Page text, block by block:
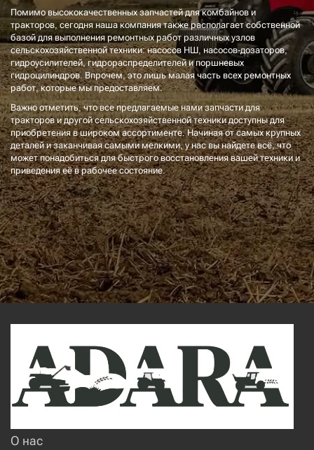
Помимо высококачественных запчастей для комбайнов и
тракторов, сегодня наша компания также располагает собственной
базой для выполнения ремонтных работ различных узлов
сельскохозяйственной техники: насосов НШ, насосов-дозаторов,
гидроусилителей, гидрораспределителей и поршневых
гидроцилиндров. Впрочем, это лишь малая часть всех ремонтных
работ, которые мы предоставляем.
Важно отметить, что все предлагаемые нами запчасти для
тракторов и другой сельскохозяйственной техники доступны для
приобретения в широком ассортименте. Начиная от самых крупных
деталей и заканчивая самыми мелкими, у нас вы найдете всё, что
может понадобиться для быстрого восстановления вашей техники и
приведения её в рабочее состояние.
О нас